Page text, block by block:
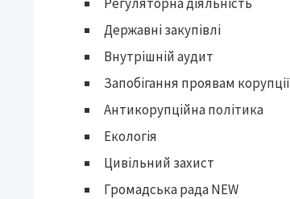
Державні закупівлі
Внутрішній аудит
Запобігання проявам корупції
Антикорупційна політика
Екологія
Цивільний захист
Громадська рада NEW